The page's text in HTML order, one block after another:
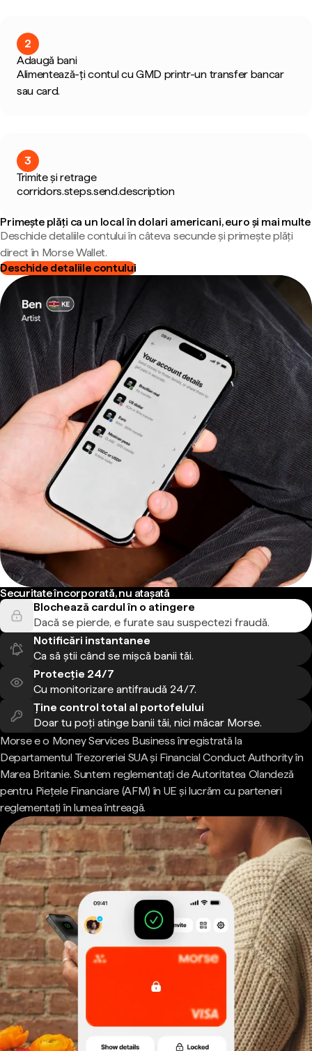
2
Adaugă bani
Alimentează-ți contul cu GMD printr-un transfer bancar
sau card.
3
Trimite și retrage
corridors.steps.send.description
Primește plăți ca un local în dolari americani, euro și mai multe
Deschide detaliile contului în câteva secunde și primește plăți
direct în Morse Wallet.
Deschide detaliile contului
Securitate încorporată, nu atașată
Blochează cardul în o atingere
Dacă se pierde, e furate sau suspectezi fraudă.
Notificări instantanee
Ca să știi când se mișcă banii tăi.
Protecție 24/7
Cu monitorizare antifraudă 24/7.
Ține control total al portofelului
Doar tu poți atinge banii tăi, nici măcar Morse.
Morse e o Money Services Business înregistrată la
Departamentul Trezoreriei SUA și Financial Conduct Authority în
Marea Britanie. Suntem reglementați de Autoritatea Olandeză
pentru Piețele Financiare (AFM) în UE și lucrăm cu parteneri
reglementați în lumea întreagă.